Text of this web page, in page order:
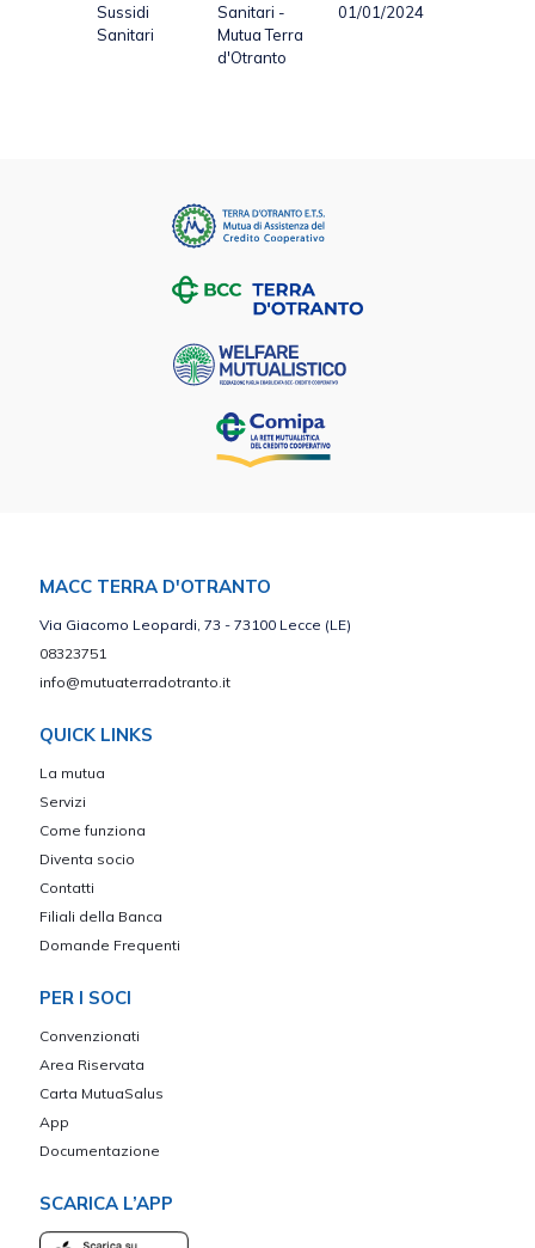
Sussidi
Sanitari
Sanitari -
Mutua Terra
d'Otranto
01/01/2024
MACC TERRA D'OTRANTO
Via Giacomo Leopardi, 73 - 73100 Lecce (LE)
08323751
info@mutuaterradotranto.it
QUICK LINKS
La mutua
Servizi
Come funziona
Diventa socio
Contatti
Filiali della Banca
Domande Frequenti
PER I SOCI
Convenzionati
Area Riservata
Carta MutuaSalus
App
Documentazione
SCARICA L’APP